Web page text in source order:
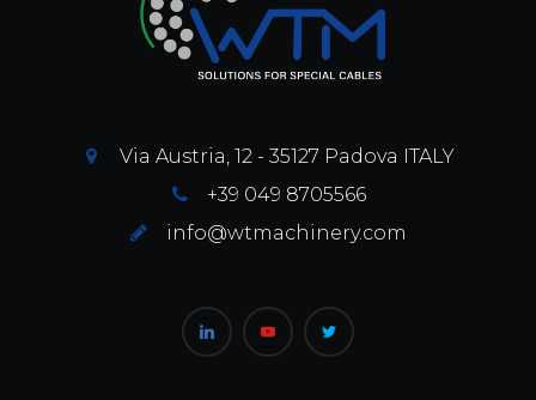
Via Austria, 12 - 35127 Padova ITALY
+39 049 8705566
info@wtmachinery.com